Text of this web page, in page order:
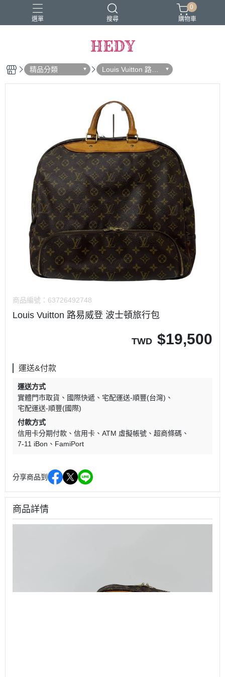
選單 搜尋
0
購物車
HEDY
精品分類
Louis Vuitton 路易
威登
商品編號： 63726492748
Louis Vuitton 路易威登 波士頓旅行包
TWD $19,500
運送&付款
運送方式
實體門市取貨
國際快遞
宅配運送-順豐(台灣)
宅配運送-順豐(國際)
付款方式
信用卡分期付款
信用卡 ATM 虛擬帳號
超商條碼
7-11 iBon
FamiPort
分享商品到
商品詳情